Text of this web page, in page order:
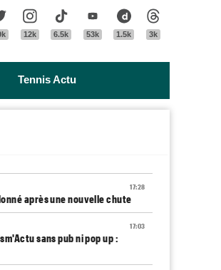
TwitterInstagram
12k
Tik Tok
6.5k
Youtube
53k
Dailymotion
1.5k 3k
Tennis Actu
17:28
après une nouvelle chute
17:03
sans pub ni pop up :